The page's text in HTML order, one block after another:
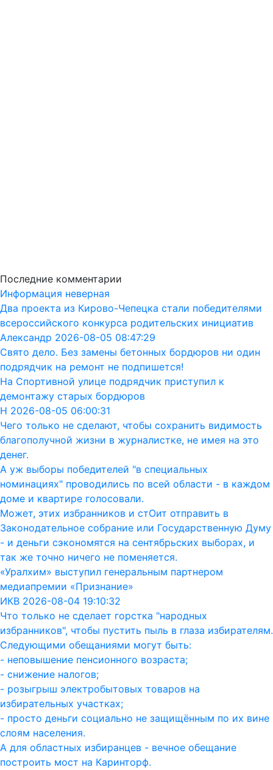
Последние комментарии
Информация неверная
Два проекта из Кирово-Чепецка стали победителями
всероссийского конкурса родительских инициатив
Александр 2026-08-05 08:47:29
Свято дело. Без замены бетонных бордюров ни один
подрядчик на ремонт не подпишется!
На Спортивной улице подрядчик приступил к
демонтажу старых бордюров
Н 2026-08-05 06:00:31
Чего только не сделают, чтобы сохранить видимость
благополучной жизни в журналистке, не имея на это
денег.
А уж выборы победителей "в специальных
номинациях" проводились по всей области - в каждом
доме и квартире голосовали.
Может, этих избранников и стОит отправить в
Законодательное собрание или Государственную Думу
- и деньги сэкономятся на сентябрьских выборах, и
так же точно ничего не поменяется.
«Уралхим» выступил генеральным партнером
медиапремии «Признание»
ИКВ 2026-08-04 19:10:32
Что только не сделает горстка "народных
избранников", чтобы пустить пыль в глаза избирателям.
Следующими обещаниями могут быть:
- неповышение пенсионного возраста;
- снижение налогов;
- розыгрыш электробытовых товаров на
избирательных участках;
- просто деньги социально не защищённым по их вине
слоям населения.
А для областных избиранцев - вечное обещание
построить мост на Каринторф.